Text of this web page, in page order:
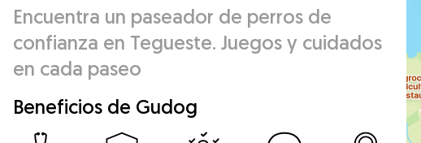
Encuentra un paseador de perros de
confianza en Tegueste. Juegos y cuidados
en cada paseo
Beneficios de Gudog